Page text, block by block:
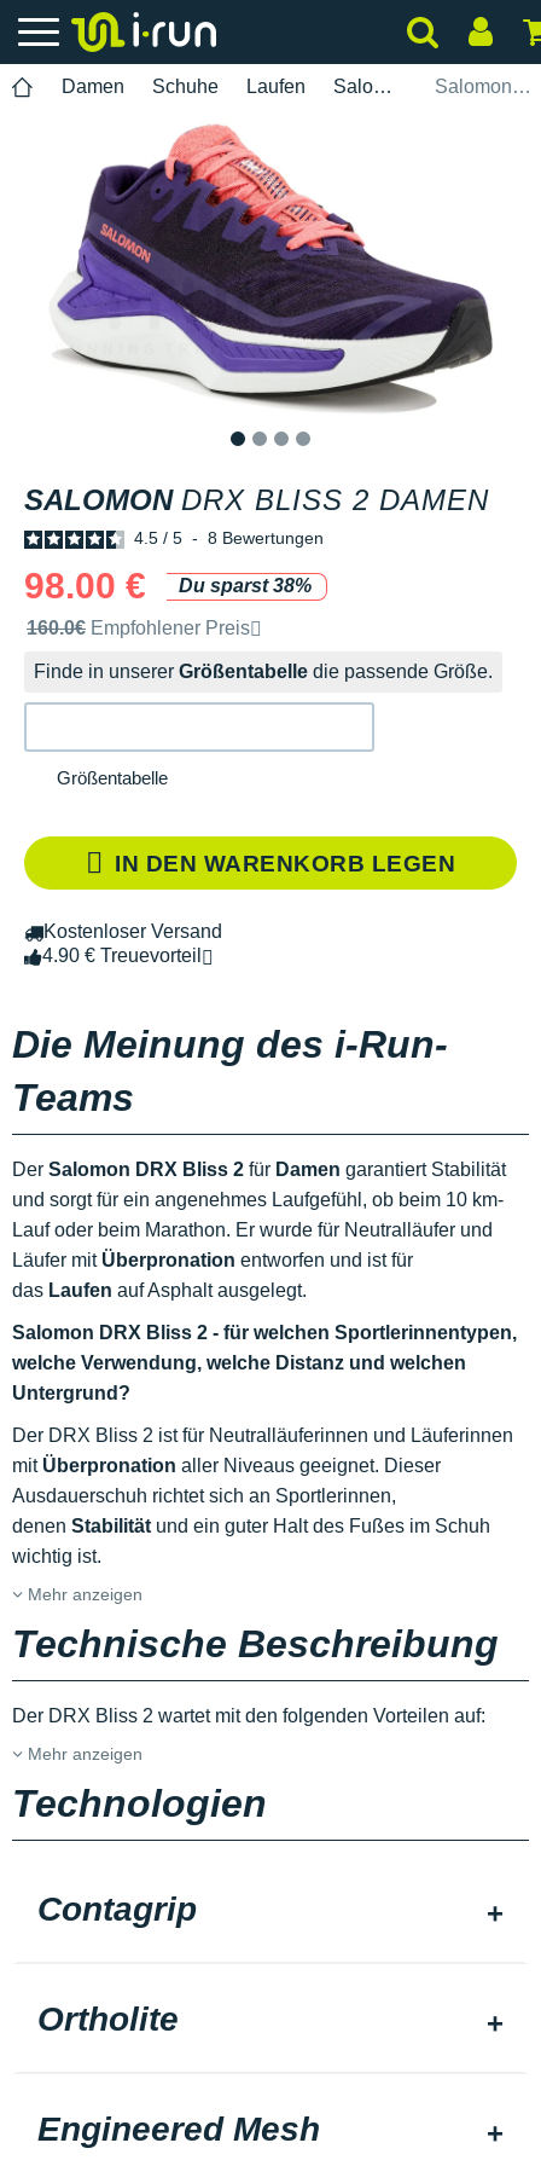
Damen Schuhe Laufen Salomon Salomon DRX Bliss 2 Damen
SALOMON DRX BLISS 2 DAMEN
4.5 / 5 - 8 Bewertungen
98.00 €
Du sparst 38%
Unverbindliche Preisempfehlung der Marke
160.0€ Empfohlener Preis
Finde in unserer Größentabelle die passende Größe.
Größentabelle
IN DEN WARENKORB LEGEN
Kostenloser Versand
4.90 € Treuevorteil
Die Meinung des i-Run-
Teams
Der Salomon DRX Bliss 2 für Damen garantiert Stabilität
und sorgt für ein angenehmes Laufgefühl, ob beim 10 km-
Lauf oder beim Marathon. Er wurde für Neutralläufer und
Läufer mit Überpronation entworfen und ist für
das Laufen auf Asphalt ausgelegt.
Salomon DRX Bliss 2 - für welchen Sportlerinnentypen,
welche Verwendung, welche Distanz und welchen
Untergrund?
Der DRX Bliss 2 ist für Neutralläuferinnen und Läuferinnen
mit Überpronation aller Niveaus geeignet. Dieser
Ausdauerschuh richtet sich an Sportlerinnen,
denen Stabilität und ein guter Halt des Fußes im Schuh
wichtig ist.
Mehr anzeigen
Technische Beschreibung
Der DRX Bliss 2 wartet mit den folgenden Vorteilen auf:
Mehr anzeigen
Technologien
Contagrip
Ortholite
Engineered Mesh